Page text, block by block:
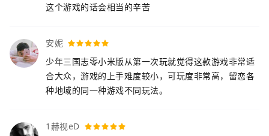
这个游戏的话会相当的辛苦
安妮
少年三国志零小米版从第一次玩就觉得这款游戏非常适
合大众，游戏的上手难度较小，可玩度非常高，留恋各
种地域的同一种游戏不同玩法。
1赫视eD